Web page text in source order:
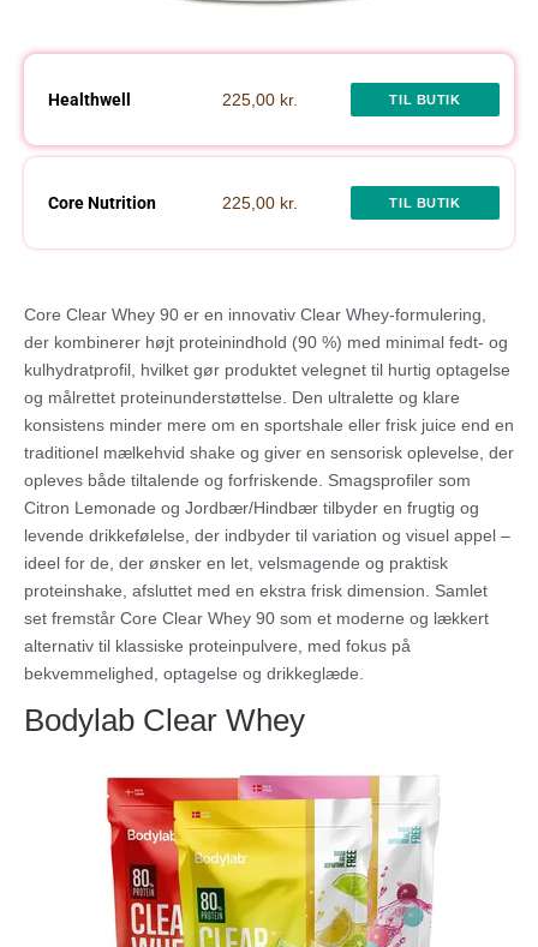
Healthwell 225,00 kr. TIL BUTIK
Core Nutrition 225,00 kr. TIL BUTIK
Core Clear Whey 90 er en innovativ Clear Whey-formulering,
der kombinerer højt proteinindhold (90 %) med minimal fedt- og
kulhydratprofil, hvilket gør produktet velegnet til hurtig optagelse
og målrettet proteinunderstøttelse. Den ultralette og klare
konsistens minder mere om en sportshale eller frisk juice end en
traditionel mælkehvid shake og giver en sensorisk oplevelse, der
opleves både tiltalende og forfriskende. Smagsprofiler som
Citron Lemonade og Jordbær/Hindbær tilbyder en frugtig og
levende drikkefølelse, der indbyder til variation og visuel appel –
ideel for de, der ønsker en let, velsmagende og praktisk
proteinshake, afsluttet med en ekstra frisk dimension. Samlet
set fremstår Core Clear Whey 90 som et moderne og lækkert
alternativ til klassiske proteinpulvere, med fokus på
bekvemmelighed, optagelse og drikkeglæde.
Bodylab Clear Whey